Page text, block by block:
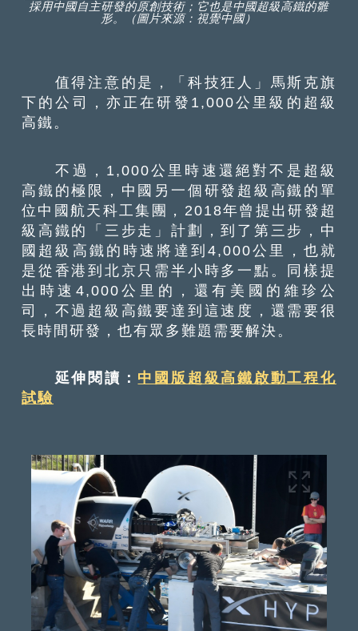
採用中國自主研發的原創技術；它也是中國超級高鐵的雛
形。（圖片來源：視覺中國）
值得注意的是，「科技狂人」馬斯克旗
下的公司，亦正在研發1,000公里級的超級
高鐵。
不過，1,000公里時速還絕對不是超級
高鐵的極限，中國另一個研發超級高鐵的單
位中國航天科工集團，2018年曾提出研發超
級高鐵的「三步走」計劃，到了第三步，中
國超級高鐵的時速將達到4,000公里，也就
是從香港到北京只需半小時多一點。同樣提
出時速4,000公里的，還有美國的維珍公
司，不過超級高鐵要達到這速度，還需要很
長時間研發，也有眾多難題需要解決。
延伸閱讀： 中國版超級高鐵啟動工程化
試驗